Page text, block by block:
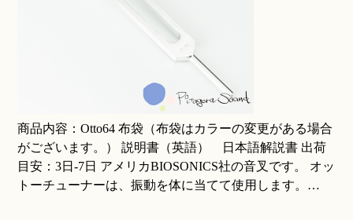
商品内容：Otto64 布袋（布袋はカラーの変更がある場合
がございます。） 説明書（英語） 日本語解説書 出荷
目安：3日-7日 アメリカBIOSONICS社の音叉です。 オッ
トーチューナーは、振動を体に当てて使用します。…